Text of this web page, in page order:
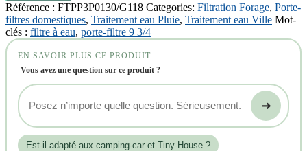
Référence : FTPP3P0130/G118 Categories: Filtration Forage, Porte-
filtres domestiques, Traitement eau Pluie, Traitement eau Ville Mot-
clés : filtre à eau, porte-filtre 9 3/4
EN SAVOIR PLUS CE PRODUIT
Vous avez une question sur ce produit ?
➜
Est‑il adapté aux camping-car et Tiny-House ?